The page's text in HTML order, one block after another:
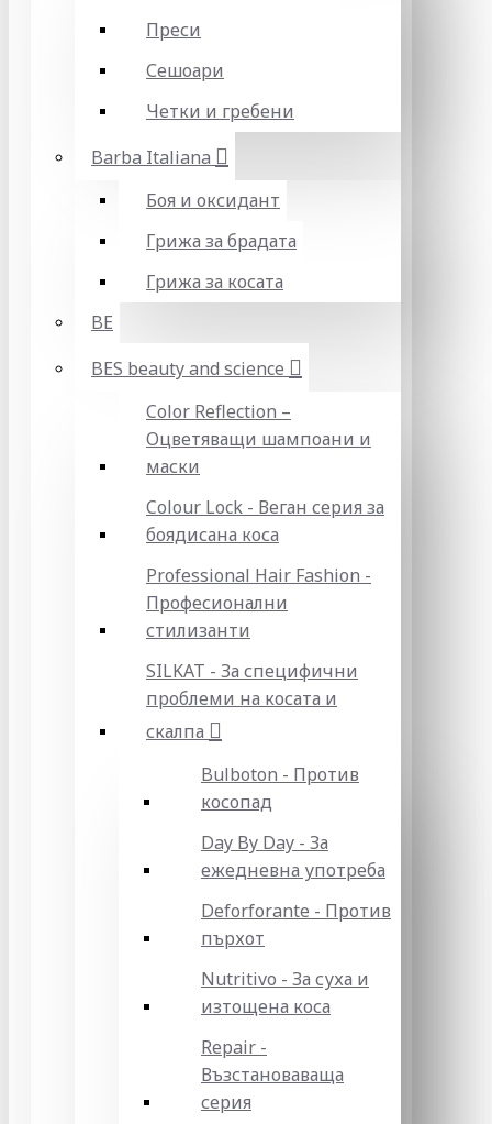
Преси
Сешоари
Четки и гребени
Barba Italiana
Боя и оксидант
Грижа за брадата
Грижа за косата
BE
BES beauty and science
Color Reflection –
Оцветяващи шампоани и
маски
Colour Lock - Веган серия за
боядисана коса
Professional Hair Fashion -
Професионални
стилизанти
SILKAT - За специфични
проблеми на косата и
скалпа
Bulboton - Против
косопад
Day By Day - За
ежедневна употреба
Deforforante - Против
пърхот
Nutritivo - За суха и
изтощена коса
Repair -
Възстановаваща
серия